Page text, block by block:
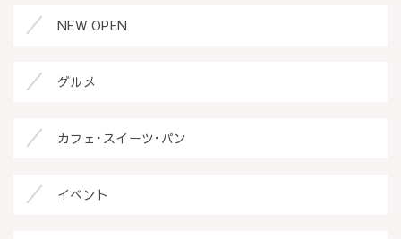
NEW OPEN
グルメ
カフェ･スイーツ･パン
イベント